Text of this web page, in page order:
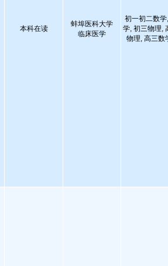
本科在读
蚌埠医科大学
临床医学
初一初二数
学, 初三物理,
物理, 高三数